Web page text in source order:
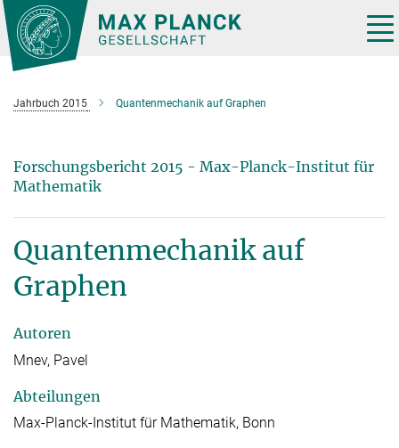
Hauptinhalt
Jahrbuch 2015 Quantenmechanik auf Graphen
Forschungsbericht 2015 - Max-Planck-Institut für
Mathematik
Quantenmechanik auf
Graphen
Autoren
Mnev, Pavel
Abteilungen
Max-Planck-Institut für Mathematik, Bonn